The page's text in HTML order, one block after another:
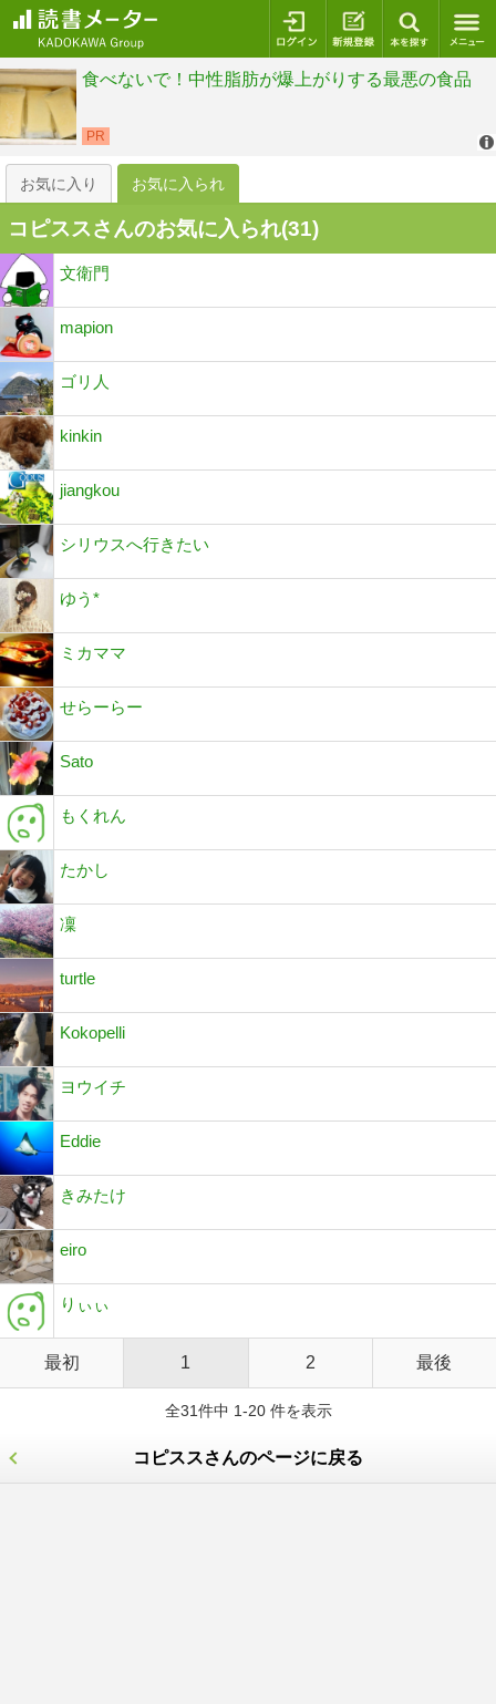
ログイン 新規登録
お気に入り お気に入られ
コピススさんのお気に入られ(31)
文衛門
mapion
ゴリ人
kinkin
jiangkou
シリウスへ行きたい
ゆう*
ミカママ
せらーらー
Sato
もくれん
たかし
凜
turtle
Kokopelli
ヨウイチ
Eddie
きみたけ
eiro
りぃぃ
最初 1 2 最後
全31件中 1-20 件を表示
コピススさんのページに戻る